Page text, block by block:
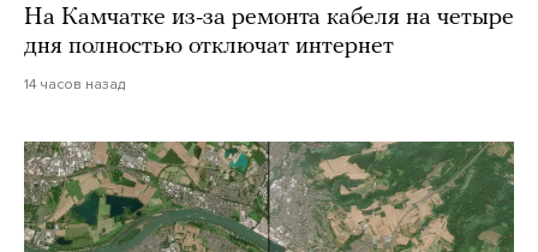
На Камчатке из-за ремонта кабеля на четыре
дня полностью отключат интернет
14 часов назад